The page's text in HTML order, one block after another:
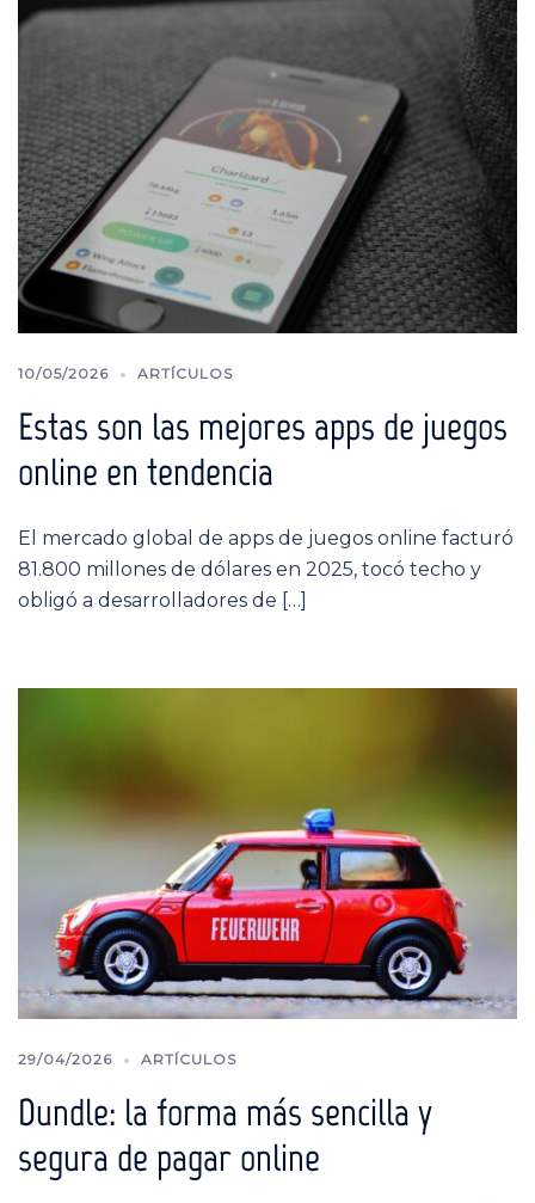
10/05/2026 ARTÍCULOS
Estas son las mejores apps de juegos
online en tendencia
El mercado global de apps de juegos online facturó
81.800 millones de dólares en 2025, tocó techo y
obligó a desarrolladores de […]
29/04/2026 ARTÍCULOS
Dundle: la forma más sencilla y
segura de pagar online